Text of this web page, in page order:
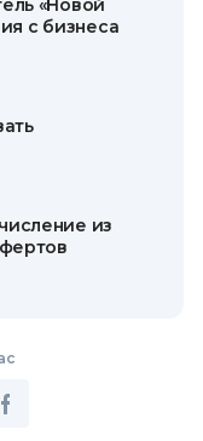
«Новой
с бизнеса
из